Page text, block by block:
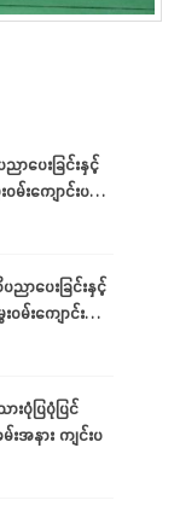
ာပေးခြင်းနှင့်
းကျောင်းပညာ
ြင်းအစီအစဉ်
ညာပေးခြင်းနှင့်
မ်းကျောင်း
ြင်း
းပုံပြပုံပြင်
းအနား ကျင်းပ